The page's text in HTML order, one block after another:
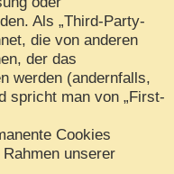
Als „Third-Party-
die von anderen
der das
werden (andernfalls,
spricht man von „First-
Cookies
unserer